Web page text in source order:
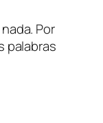
Por
palabras